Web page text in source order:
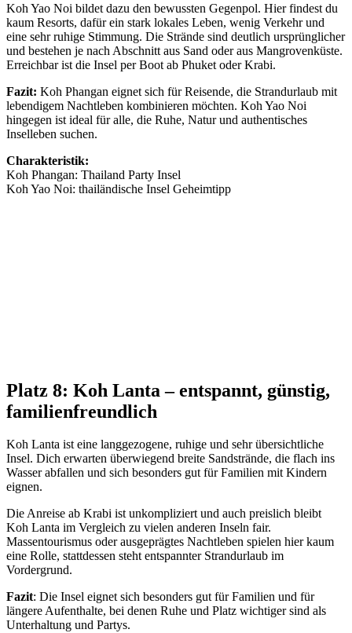
Koh Yao Noi bildet dazu den bewussten Gegenpol. Hier findest du
kaum Resorts, dafür ein stark lokales Leben, wenig Verkehr und
eine sehr ruhige Stimmung. Die Strände sind deutlich ursprünglicher
und bestehen je nach Abschnitt aus Sand oder aus Mangrovenküste.
Erreichbar ist die Insel per Boot ab Phuket oder Krabi.
Fazit: Koh Phangan eignet sich für Reisende, die Strandurlaub mit
lebendigem Nachtleben kombinieren möchten. Koh Yao Noi
hingegen ist ideal für alle, die Ruhe, Natur und authentisches
Inselleben suchen.
Charakteristik:
Koh Phangan: Thailand Party Insel
Koh Yao Noi: thailändische Insel Geheimtipp
Platz 8: Koh Lanta – entspannt, günstig,
familienfreundlich
Koh Lanta ist eine langgezogene, ruhige und sehr übersichtliche
Insel. Dich erwarten überwiegend breite Sandstrände, die flach ins
Wasser abfallen und sich besonders gut für Familien mit Kindern
eignen.
Die Anreise ab Krabi ist unkompliziert und auch preislich bleibt
Koh Lanta im Vergleich zu vielen anderen Inseln fair.
Massentourismus oder ausgeprägtes Nachtleben spielen hier kaum
eine Rolle, stattdessen steht entspannter Strandurlaub im
Vordergrund.
Fazit: Die Insel eignet sich besonders gut für Familien und für
längere Aufenthalte, bei denen Ruhe und Platz wichtiger sind als
Unterhaltung und Partys.